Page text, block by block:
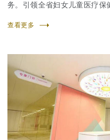
务。引领全省妇女儿童医疗保
查看更多